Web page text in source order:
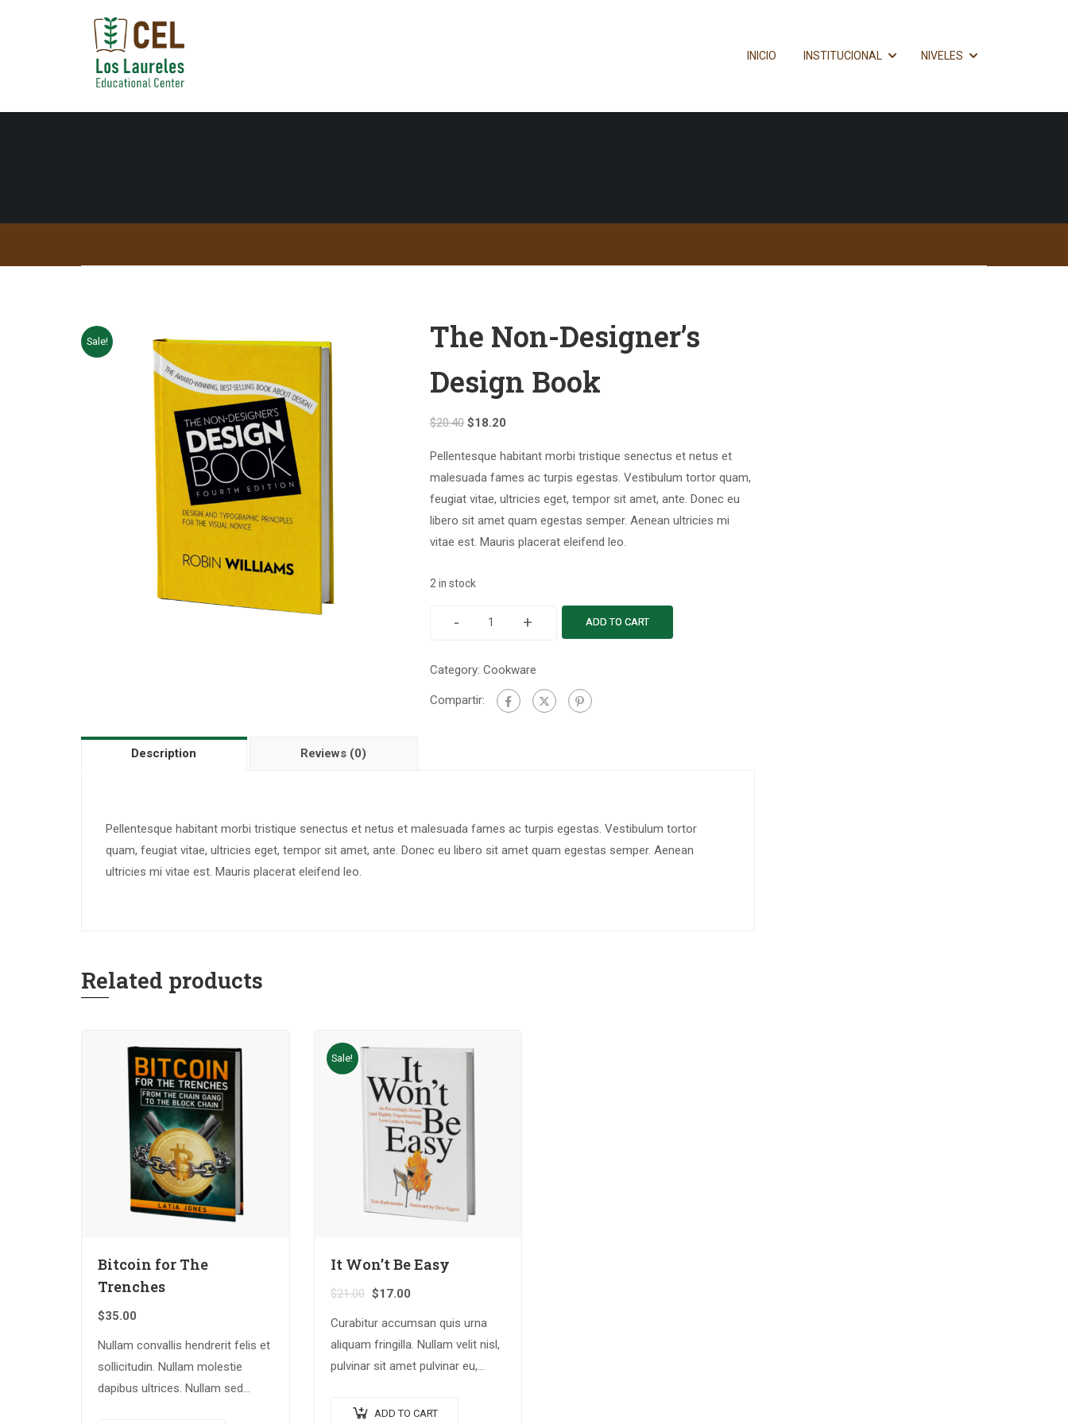
INICIO INSTITUCIONAL NIVELES
Sale!
The Non-Designer’s
Design Book
$20.40 $18.20
Pellentesque habitant morbi tristique senectus et netus et
malesuada fames ac turpis egestas. Vestibulum tortor quam,
feugiat vitae, ultricies eget, tempor sit amet, ante. Donec eu
libero sit amet quam egestas semper. Aenean ultricies mi
vitae est. Mauris placerat eleifend leo.
2 in stock
- + ADD TO CART
Category: Cookware
Compartir:
Description Reviews (0)
Pellentesque habitant morbi tristique senectus et netus et malesuada fames ac turpis egestas. Vestibulum tortor
quam, feugiat vitae, ultricies eget, tempor sit amet, ante. Donec eu libero sit amet quam egestas semper. Aenean
ultricies mi vitae est. Mauris placerat eleifend leo.
Related products
Bitcoin for The
Trenches
$35.00
Nullam convallis hendrerit felis et
sollicitudin. Nullam molestie
dapibus ultrices. Nullam sed
Sale!
It Won’t Be Easy
$21.00 $17.00
Curabitur accumsan quis urna
aliquam fringilla. Nullam velit nisl,
pulvinar sit amet pulvinar eu,
dolor sit amet, consectetur
ADD TO CART